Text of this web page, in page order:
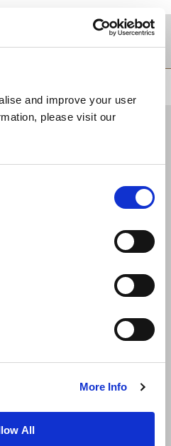
and improve your user
please visit our
More Info
All